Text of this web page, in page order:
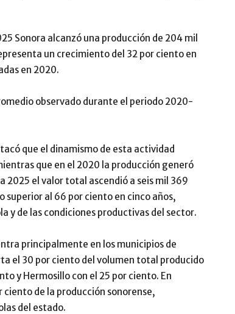
Sonora alcanzó una producción de 204 mil
un crecimiento del 32 por ciento en
en 2020.
observado durante el periodo 2020-
que el dinamismo de esta actividad
que en el 2020 la producción generó
2025 el valor total ascendió a seis mil 369
superior al 66 por ciento en cinco años,
y de las condiciones productivas del sector.
principalmente en los municipios de
el 30 por ciento del volumen total producido
y Hermosillo con el 25 por ciento. En
de la producción sonorense,
del estado.